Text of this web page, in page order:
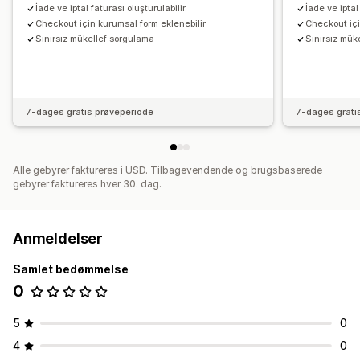
İade ve iptal faturası oluşturulabilir.
Checkout için kurumsal form eklenebilir
Sınırsız mükellef sorgulama
7-dages gratis prøveperiode
İade ve
Checkout
Sınırsız
7-dages
Alle gebyrer faktureres i USD. Tilbagevendende og brugsbaserede
gebyrer faktureres hver 30. dag.
Anmeldelser
Samlet bedømmelse
0
5
0
4
0